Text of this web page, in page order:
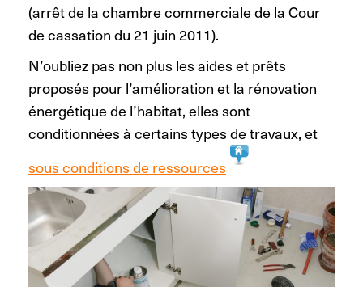
(arrêt de la chambre commerciale de la Cour
de cassation du 21 juin 2011).
N’oubliez pas non plus les aides et prêts
proposés pour l’amélioration et la rénovation
énergétique de l’habitat, elles sont
conditionnées à certains types de travaux, et
sous conditions de ressources